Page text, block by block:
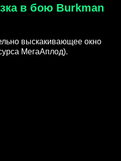
в бою Burkman
выскакивающее окно
МегаАплод).